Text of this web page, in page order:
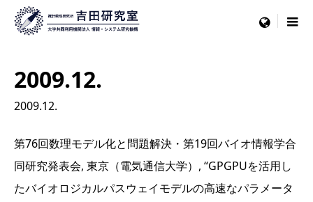
menu
2009.12.
2009.12.
第76回数理モデル化と問題解決・第19回バイオ情報学合
同研究発表会, 東京（電気通信大学）, “GPGPUを活用し
たバイオロジカルパスウェイモデルの高速なパラメータ